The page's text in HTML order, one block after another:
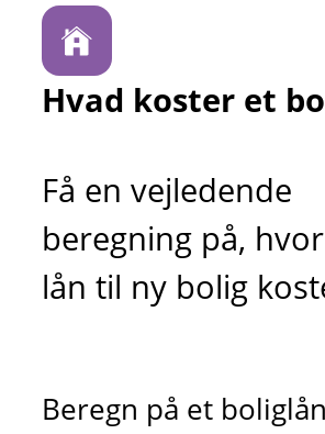
Hvad koster et
Få en vejledende
beregning på,
lån til ny bolig
Beregn på et boliglån